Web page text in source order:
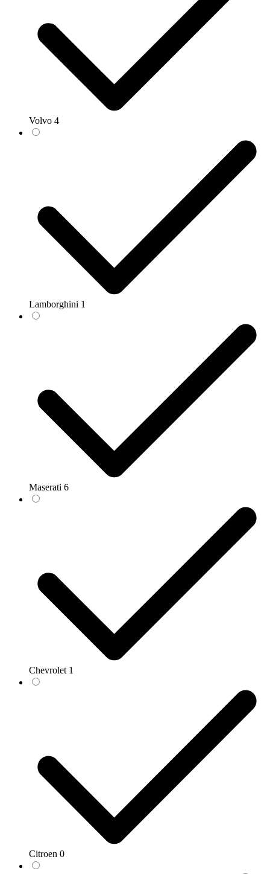
Volvo 4
Lamborghini 1
Maserati 6
Chevrolet 1
Citroen 0